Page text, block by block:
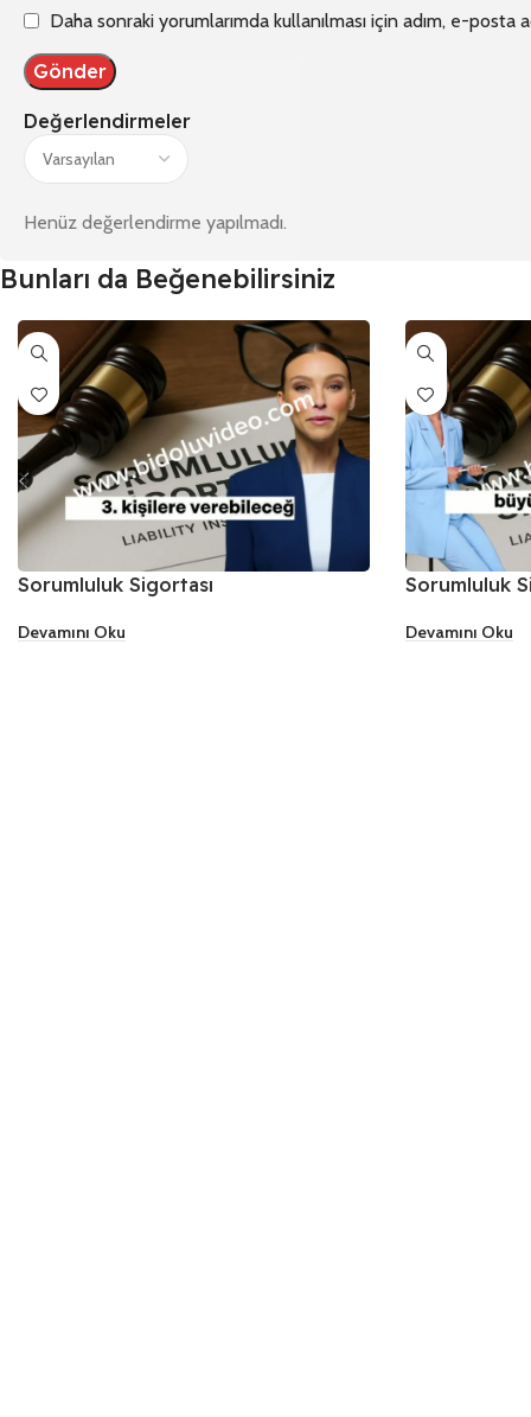
Değerlendirmeler
Henüz değerlendirme yapılmadı.
Daha sonraki yorumlarımda kullanılması için adım, e-
Bunları da Beğenebilirsiniz
Sorumluluk Sigortası
Devamını Oku
Sorumluluk
Devamını Oku